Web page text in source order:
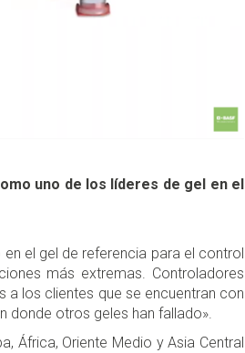
uno de los líderes de gel en el
el gel de referencia para el control
más extremas. Controladores
los clientes que se encuentran con
donde otros geles han fallado».
África, Oriente Medio y Asia Central